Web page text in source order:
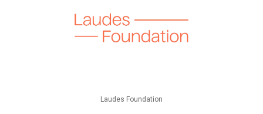
Laudes Foundation